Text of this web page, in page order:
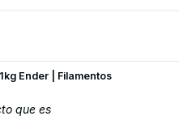
Ender | Filamentos
que es